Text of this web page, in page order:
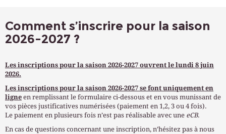
ATELIERS À L’ANNÉE
STAGES PONCTUELS
INFOS PRATIQUES
S’INSCRIRE
Comment s’inscrire pour la saison
2026-2027 ?
Les inscriptions pour la saison 2026-2027 ouvrent le lundi 8 juin
2026.
Les inscriptions pour la saison 2026-2027 se font uniquement en
ligne en remplissant le formulaire ci-dessous et en vous munissant de
vos pièces justificatives numérisées (paiement en 1,2, 3 ou 4 fois).
Le paiement en plusieurs fois n’est pas réalisable avec une eCB.
En cas de questions concernant une inscription, n’hésitez pas à nous